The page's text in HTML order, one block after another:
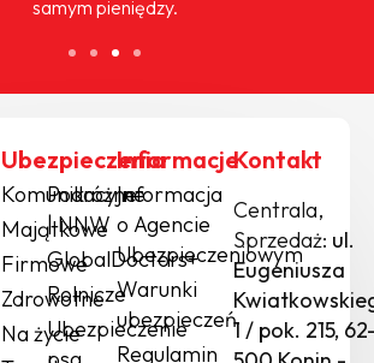
samym pieniędzy.
Ubezpieczenia
Komunikacyjne
Majątkowe
Firmowe
Zdrowotne
Na życie
Podróżne
| NNW
GlobalDoctors+
Rolnicze
Ubezpieczenie
Informacje
Informacja
o Agencie
Ubezpieczeniowym
Warunki
ubezpieczeń
Regulamin
Kontakt
Centrala,
Sprzedaż: ul.
Eugeniusza
1 / pok. 215,